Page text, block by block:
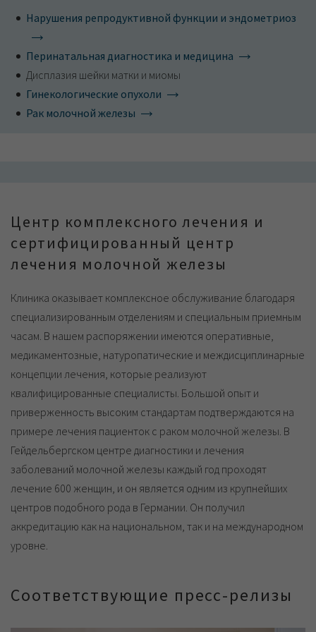
Нарушения репродуктивной функции и эндометриоз
Перинатальная диагностика и медицина
Дисплазия шейки матки и миомы
Гинекологические опухоли
Рак молочной железы
Центр комплексного лечения и
сертифицированный центр
лечения молочной железы
Клиника оказывает комплексное обслуживание благодаря
специализированным отделениям и специальным приемным
часам. В нашем распоряжении имеются оперативные,
медикаментозные, натуропатические и междисциплинарные
концепции лечения, которые реализуют
квалифицированные специалисты. Большой опыт и
приверженность высоким стандартам подтверждаются на
примере лечения пациенток с раком молочной железы. В
Гейдельбергском центре диагностики и лечения
заболеваний молочной железы каждый год проходят
лечение 600 женщин, и он является одним из крупнейших
центров подобного рода в Германии. Он получил
аккредитацию как на национальном, так и на международном
уровне.
Соответствующие пресс-релизы